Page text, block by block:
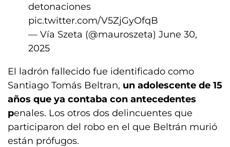
detonaciones
pic.twitter.com/V5ZjGyOfqB
— Vía Szeta (@mauroszeta) June 30,
2025
El ladrón fallecido fue identificado como
Santiago Tomás Beltran, un adolescente de 15
años que ya contaba con antecedentes
penales. Los otros dos delincuentes que
participaron del robo en el que Beltrán murió
están prófugos.